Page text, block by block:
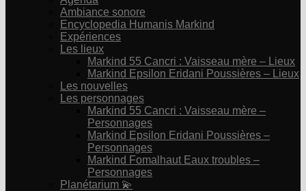
Ambiance sonore
Encyclopedia Humanis Markind
Expériences
Les lieux
Markind 55 Cancri : Vaisseau mère – Lieux
Markind Epsilon Eridani Poussières – Lieux
Les nouvelles
Les personnages
Markind 55 Cancri : Vaisseau mère –
Personnages
Markind Epsilon Eridani Poussières –
Personnages
Markind Fomalhaut Eaux troubles –
Personnages
Planétarium 💫